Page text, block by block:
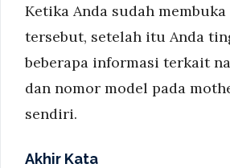
Ketika Anda sudah
tersebut, setelah itu Anda
beberapa informasi terkait
dan nomor model pada
sendiri.
Akhir Kata